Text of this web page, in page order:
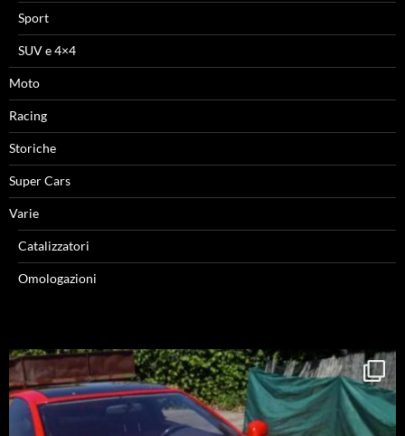
Sport
SUV e 4×4
Moto
Racing
Storiche
Super Cars
Varie
Catalizzatori
Omologazioni